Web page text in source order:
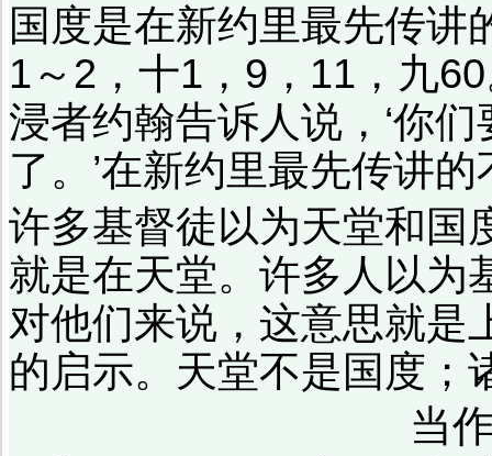
国度是在新约里最先传讲
1～2，十1，9，11，九
浸者约翰告诉人说，‘你
了。’在新约里最先传讲
许多基督徒以为天堂和国
就是在天堂。许多人以为
对他们来说，这意思就是
的启示。天堂不是国度；
当